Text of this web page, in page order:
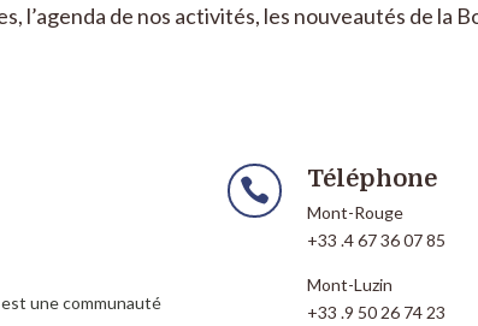
l’agenda de nos activités, les nouveautés de la
une communauté
 Téléphone
Mont-Rouge
+33 .4 67 36 07 85
Mont-Luzin
+33 .9 50 26 74 23